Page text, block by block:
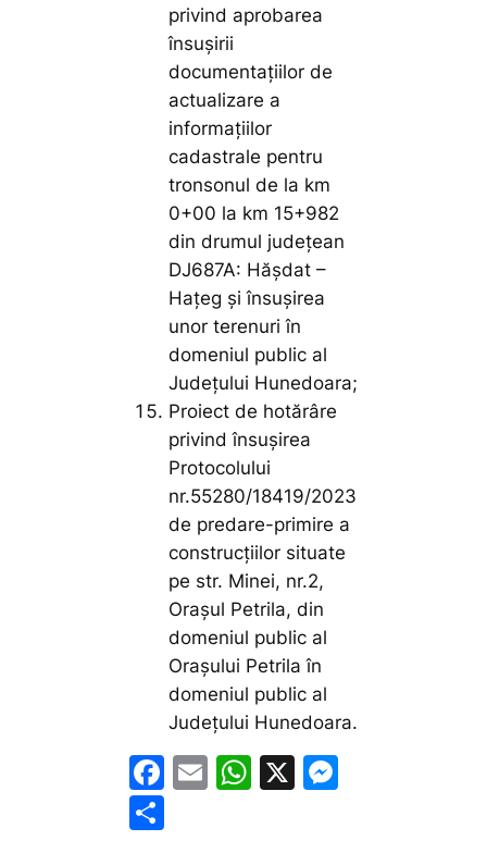
privind aprobarea
însușirii
documentațiilor de
actualizare a
informațiilor
cadastrale pentru
tronsonul de la km
0+00 la km 15+982
din drumul județean
DJ687A: Hășdat –
Hațeg și însușirea
unor terenuri în
domeniul public al
Județului Hunedoara;
Proiect de hotărâre
privind însușirea
Protocolului
nr.55280/18419/2023
de predare-primire a
construcțiilor situate
pe str. Minei, nr.2,
Orașul Petrila, din
domeniul public al
Orașului Petrila în
domeniul public al
Județului Hunedoara.
F
E
W X